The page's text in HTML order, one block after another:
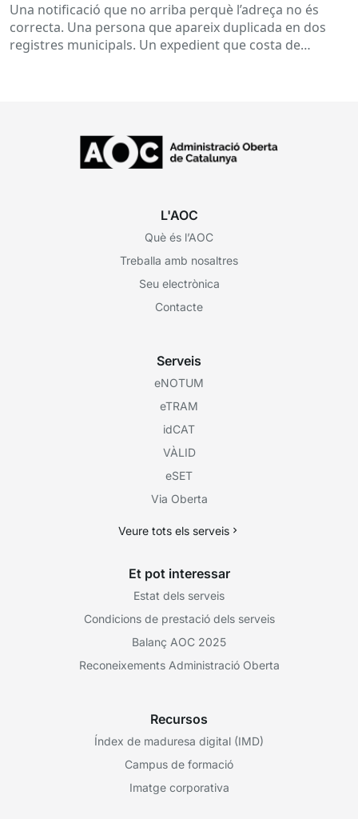
Una notificació que no arriba perquè l’adreça no és
correcta. Una persona que apareix duplicada en dos
registres municipals. Un expedient que costa de
L'AOC
Què és l’AOC
Treballa amb nosaltres
Seu electrònica
Contacte
Serveis
eNOTUM
eTRAM
idCAT
VÀLID
eSET
Via Oberta
Veure tots els serveis
Et pot interessar
Estat dels serveis
Condicions de prestació dels serveis
Balanç AOC 2025
Reconeixements Administració Oberta
Recursos
Índex de maduresa digital (IMD)
Campus de formació
Imatge corporativa